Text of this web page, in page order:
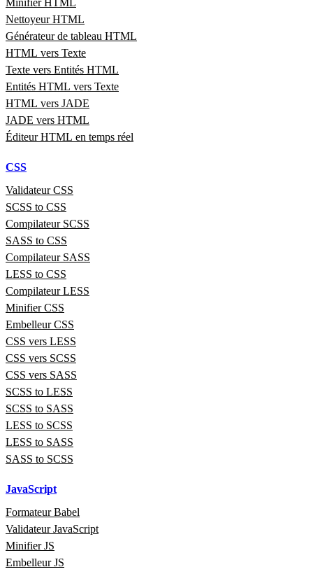
Nettoyeur HTML
Générateur de tableau HTML
HTML vers Texte
Texte vers Entités HTML
Entités HTML vers Texte
HTML vers JADE
JADE vers HTML
Éditeur HTML en temps réel
CSS
Validateur CSS
SCSS to CSS
Compilateur SCSS
SASS to CSS
Compilateur SASS
LESS to CSS
Compilateur LESS
Minifier CSS
Embelleur CSS
CSS vers LESS
CSS vers SCSS
CSS vers SASS
SCSS to LESS
SCSS to SASS
LESS to SCSS
LESS to SASS
SASS to SCSS
JavaScript
Formateur Babel
Validateur JavaScript
Minifier JS
Embelleur JS